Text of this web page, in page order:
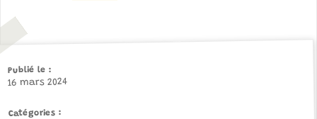
Publié le
16 mars 2024
Catégories